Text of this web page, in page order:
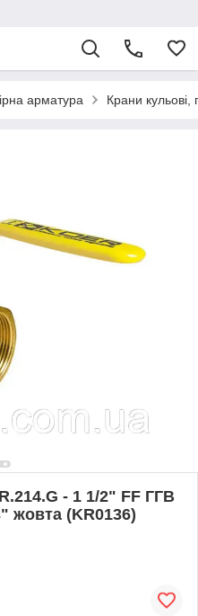
арматура Крани кульові,
- 1 1/2" FF ГГВ
жовта (KR0136)